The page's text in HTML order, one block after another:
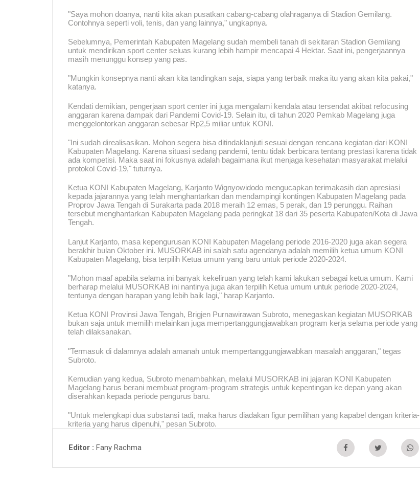
"Saya mohon doanya, nanti kita akan pusatkan cabang-cabang olahraganya di Stadion Gemilang.
Contohnya seperti voli, tenis, dan yang lainnya," ungkapnya.
Sebelumnya, Pemerintah Kabupaten Magelang sudah membeli tanah di sekitaran Stadion Gemilang
untuk mendirikan sport center seluas kurang lebih hampir mencapai 4 Hektar. Saat ini, pengerjaannya
masih menunggu konsep yang pas.
"Mungkin konsepnya nanti akan kita tandingkan saja, siapa yang terbaik maka itu yang akan kita pakai,"
katanya.
Kendati demikian, pengerjaan sport center ini juga mengalami kendala atau tersendat akibat refocusing
anggaran karena dampak dari Pandemi Covid-19. Selain itu, di tahun 2020 Pemkab Magelang juga
menggelontorkan anggaran sebesar Rp2,5 miliar untuk KONI.
"Ini sudah direalisasikan. Mohon segera bisa ditindaklanjuti sesuai dengan rencana kegiatan dari KONI
Kabupaten Magelang. Karena situasi sedang pandemi, tentu tidak berbicara tentang prestasi karena tidak
ada kompetisi. Maka saat ini fokusnya adalah bagaimana ikut menjaga kesehatan masyarakat melalui
protokol Covid-19," tuturnya.
Ketua KONI Kabupaten Magelang, Karjanto Wignyowidodo mengucapkan terimakasih dan apresiasi
kepada jajarannya yang telah menghantarkan dan mendampingi kontingen Kabupaten Magelang pada
Proprov Jawa Tengah di Surakarta pada 2018 meraih 12 emas, 5 perak, dan 19 perunggu. Raihan
tersebut menghantarkan Kabupaten Magelang pada peringkat 18 dari 35 peserta Kabupaten/Kota di Jawa
Tengah.
Lanjut Karjanto, masa kepengurusan KONI Kabupaten Magelang periode 2016-2020 juga akan segera
berakhir bulan Oktober ini. MUSORKAB ini salah satu agendanya adalah memilih ketua umum KONI
Kabupaten Magelang, bisa terpilih Ketua umum yang baru untuk periode 2020-2024.
"Mohon maaf apabila selama ini banyak kekeliruan yang telah kami lakukan sebagai ketua umum. Kami
berharap melalui MUSORKAB ini nantinya juga akan terpilih Ketua umum untuk periode 2020-2024,
tentunya dengan harapan yang lebih baik lagi," harap Karjanto.
Ketua KONI Provinsi Jawa Tengah, Brigjen Purnawirawan Subroto, menegaskan kegiatan MUSORKAB
bukan saja untuk memilih melainkan juga mempertanggungjawabkan program kerja selama periode yang
telah dilaksanakan.
"Termasuk di dalamnya adalah amanah untuk mempertanggungjawabkan masalah anggaran," tegas
Subroto.
Kemudian yang kedua, Subroto menambahkan, melalui MUSORKAB ini jajaran KONI Kabupaten
Magelang harus berani membuat program-program strategis untuk kepentingan ke depan yang akan
diserahkan kepada periode pengurus baru.
"Untuk melengkapi dua substansi tadi, maka harus diadakan figur pemilihan yang kapabel dengan kriteria-
kriteria yang harus dipenuhi," pesan Subroto.
Editor Fany Rachma